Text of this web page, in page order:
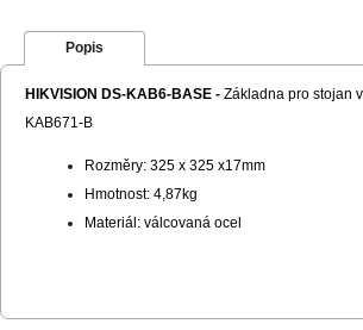
Popis
HIKVISION DS-KAB6-BASE - Základna pro stojan
KAB671-B
Rozměry: 325 x 325 x17mm
Hmotnost: 4,87kg
Materiál: válcovaná ocel